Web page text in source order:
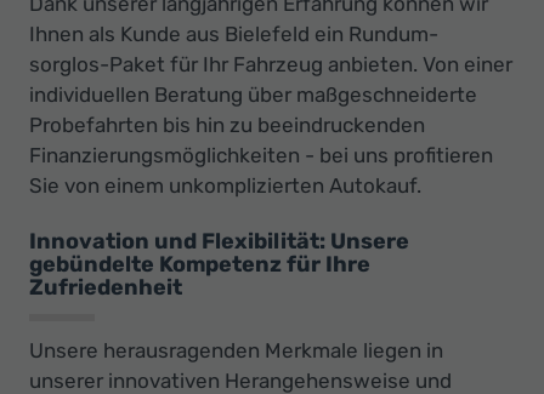
Ihnen als Kunde aus Bielefeld ein Rundum-
sorglos-Paket für Ihr Fahrzeug anbieten. Von einer
individuellen Beratung über maßgeschneiderte
Probefahrten bis hin zu beeindruckenden
Finanzierungsmöglichkeiten - bei uns profitieren
Sie von einem unkomplizierten Autokauf.
Innovation und Flexibilität: Unsere
gebündelte Kompetenz für Ihre
Zufriedenheit
Unsere herausragenden Merkmale liegen in
unserer innovativen Herangehensweise und